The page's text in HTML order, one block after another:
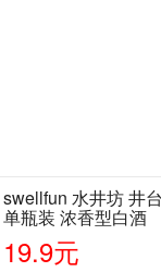
swellfun 水井坊 井
单瓶装 浓香型白酒
19.9元